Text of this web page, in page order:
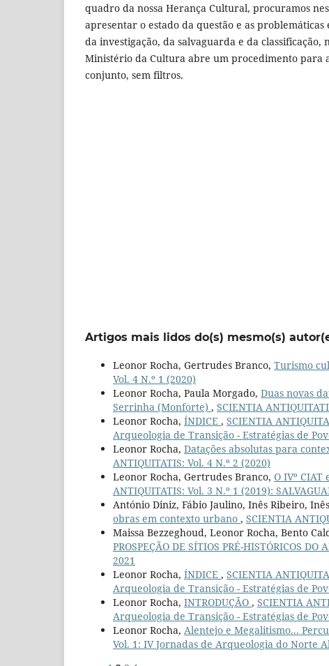
quadro da nossa Herança Cultural, procuramos
apresentar o estado da questão e as
da investigação, da salvaguarda e da classificação,
Ministério da Cultura abre um procedimento para
conjunto, sem filtros.
Artigos mais lidos do(s) mesmo(s)
Leonor Rocha, Gertrudes Branco, Turismo
Vol. 4 N.º 1 (2020)
Leonor Rocha, Paula Morgado, Duas novas
Serrinha (Monforte) , SCIENTIA
Leonor Rocha, ÍNDICE , SCIENTIA
Arqueologia de Transição - Estratégias de
Leonor Rocha, Datações absolutas para
ANTIQUITATIS: Vol. 4 N.º 2 (2020)
Leonor Rocha, Gertrudes Branco, O IVº
ANTIQUITATIS: Vol. 3 N.º 1 (2019):
António Diniz, Fábio Jaulino, Inês Ribeiro,
obras em contexto urbano , SCIENTIA
Maissa Bezzeghoud, Leonor Rocha, Bento
PROSPEÇÃO DE SÍTIOS PRÉ-HISTÓRICOS DO
2021
Leonor Rocha, ÍNDICE , SCIENTIA
Arqueologia de Transição - Estratégias de
Leonor Rocha, INTRODUÇÃO , SCIENTIA
Arqueologia de Transição - Estratégias de
Leonor Rocha, Alentejo e Megalitismo...
Vol. 1: IV Jornadas de Arqueologia do Norte